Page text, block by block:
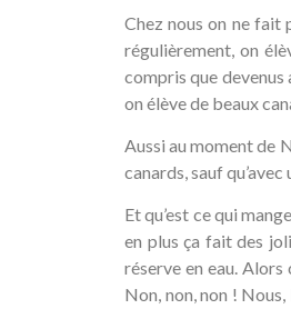
Chez nous on ne fait
régulièrement, on
compris que
on élève de beaux
Aussi au moment de
canards, sauf
Et qu’est ce qui
en plus ça fait des
réserve en eau. Alors
Non, non, non !